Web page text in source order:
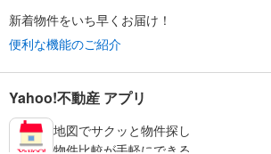
新着物件をいち早くお届け！
便利な機能のご紹介
Yahoo!不動産 アプリ
地図でサクッと物件探し
物件比較が手軽にできる